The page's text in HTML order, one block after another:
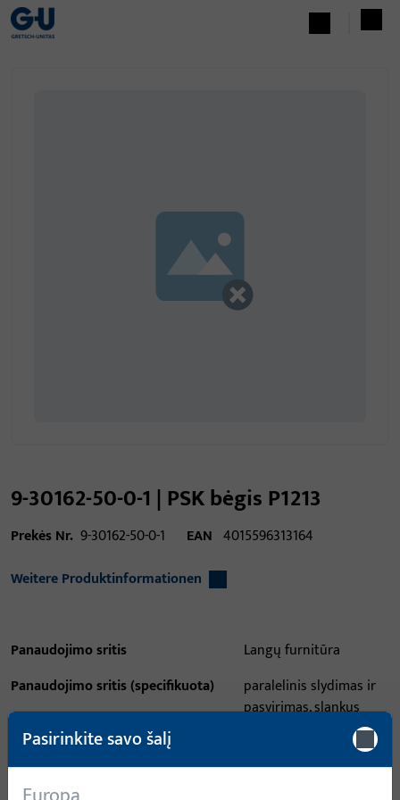
9-30162-50-0-1 | PSK bėgis P1213
Prekės Nr. 9-30162-50-0-1 EAN 4015596313164
Weitere Produktinformationen
Panaudojimo sritis
Langų furnitūra
Panaudojimo sritis (specifikuota)
paralelinis slydimas ir
pasvirimas, slankus
Panaudojimo sistema
GU-966, GU-968, GU-922,
Pasirinkite savo šalį